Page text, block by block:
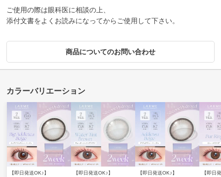
ご使用の際は眼科医に相談の上、
添付文書をよくお読みになってからご使用して下さい。
商品についてのお問い合わせ
【即日発送OK♪】
【即日発送OK♪】
【即日発送OK♪】
【即日